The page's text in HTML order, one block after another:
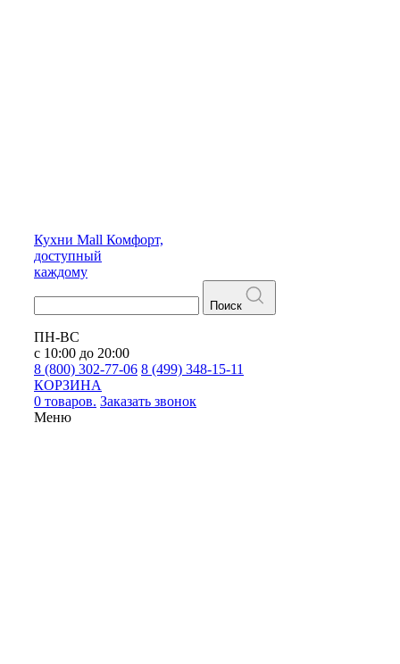
Кухни Mall Комфорт,
доступный
каждому
Поиск
ПН-ВС
с 10:00 до 20:00
8 (800) 302-77-06 8 (499) 348-15-11
КОРЗИНА
0 товаров. Заказать звонок
Меню